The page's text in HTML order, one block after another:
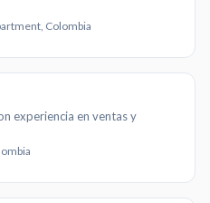
Colombia
experiencia en ventas y